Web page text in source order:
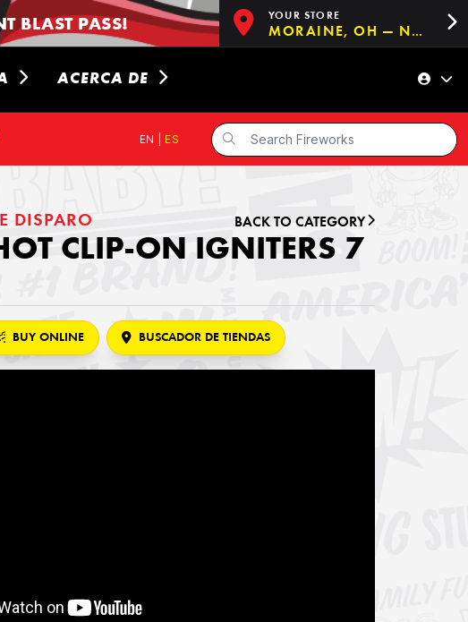
BLAST PASS! YOUR STORE
MORAINE, OH — NOW OPEN!
ACERCA DE
EN ES
DISPARO BACK TO CATEGORY
CLIP-ON IGNITERS 7
BUY ONLINE BUSCADOR DE TIENDAS